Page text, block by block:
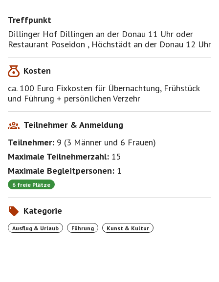
Voraussichtliche Planung:
Abfahrt München PASING
8:33 Uhr mit dem RE9
Umsteigen in Augsburg und Donauwörth
Ankunft Höchstädt Donau 10:31
Ausgedehntes Frühstück
13 Uhr: Schlachtfeldführung Höchstädt (23 Kilometer
- bitte gutes Schuhwerk mitbringen)
Abendessen
9.6.
Frühstück
Schloß und Schloßmuseum Höchstädt
Treffpunkt
Dillinger Hof Dillingen an der Donau 11 Uhr oder
Restaurant Poseidon , Höchstädt an der Donau 12 Uhr
Kosten
ca. 100 Euro Fixkosten für Übernachtung, Frühstück
und Führung + persönlichen Verzehr
Teilnehmer & Anmeldung
Teilnehmer: 9 (3 Männer und 6 Frauen)
Maximale Teilnehmerzahl: 15
Maximale Begleitpersonen: 1
6 freie Plätze
Kategorie
Ausflug & Urlaub Führung Kunst & Kultur